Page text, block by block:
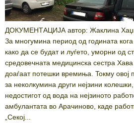
ДОКУМЕНТАЦИЈА автор: Жаклина
За многумина период од годината
како да се будат и луѓето, уморни од
средовечната медицинска сестра
доаѓаат потешки времиња. Toкму овој
за неколкумина други нејзини
недостигот од вода на нејзиното
амбулантата во Арачиново, каде
„Секој...